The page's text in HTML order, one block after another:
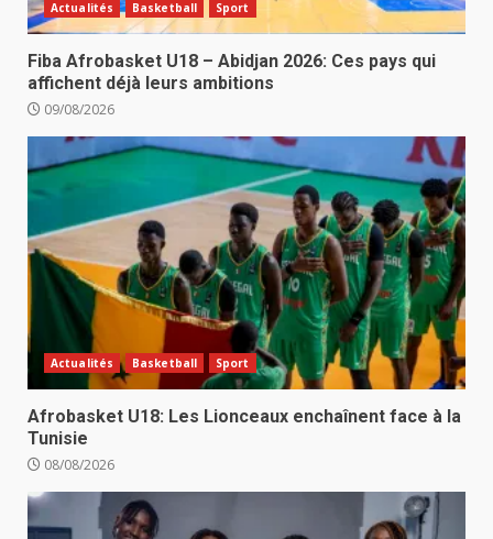
Actualités Basketball Sport
Fiba Afrobasket U18 – Abidjan 2026: Ces pays qui
affichent déjà leurs ambitions
09/08/2026
Actualités Basketball Sport
Afrobasket U18: Les Lionceaux enchaînent face à la
Tunisie
08/08/2026